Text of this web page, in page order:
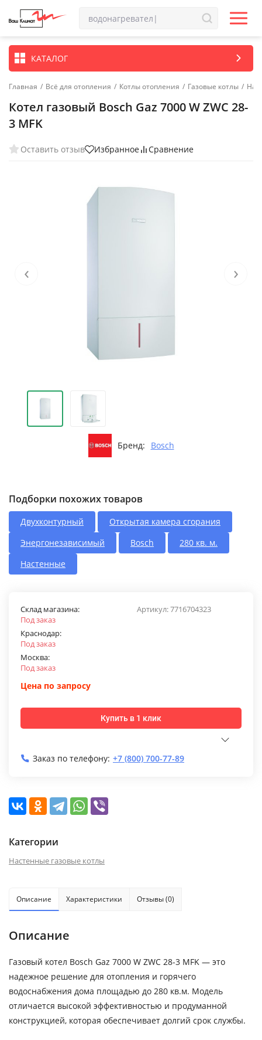
КАТАЛОГ
Главная / Всё для отопления / Котлы отопления / Газовые котлы /
Котел газовый Bosch Gaz 7000 W ZWC 28-
3 MFK
Оставить отзыв Избранное Сравнение
‹ ›
Бренд: Bosch
Подборки похожих товаров
Двухконтурный
Открытая камера сгорания
Энергонезависимый
Bosch
280 кв. м.
Настенные
Артикул:7716704323
Склад магазина:
Под заказ
Краснодар:
Под заказ
Москва:
Под заказ
Цена по запросу
Купить в 1 клик
Заказ по телефону: +7 (800) 700-77-89
Категории
Настенные газовые котлы
Описание Характеристики Отзывы (0)
Описание
Газовый котел Bosch Gaz 7000 W ZWC 28-3 MFK — это
надежное решение для отопления и горячего
водоснабжения дома площадью до 280 кв.м. Модель
отличается высокой эффективностью и продуманной
конструкцией, которая обеспечивает долгий срок службы.